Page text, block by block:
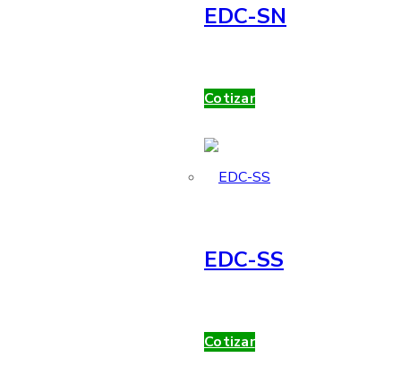
EDC-SN
Cotizar
EDC-SS
Cotizar